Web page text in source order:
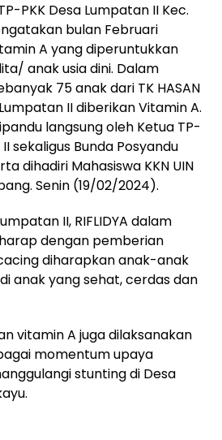
PKK Desa Lumpatan II Kec.
bulan Februari
A yang diperuntukkan
anak usia dini. Dalam
75 anak dari TK HASAN
II diberikan Vitamin A.
langsung oleh Ketua TP-
sekaligus Bunda Posyandu
dihadiri Mahasiswa KKN UIN
Senin (19/02/2024).
II, RIFLIDYA dalam
dengan pemberian
diharapkan anak-anak
anak yang sehat, cerdas dan
vitamin A juga dilaksanakan
momentum upaya
stunting di Desa